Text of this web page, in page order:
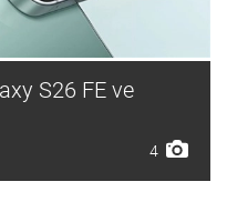
S26 FE ve
4